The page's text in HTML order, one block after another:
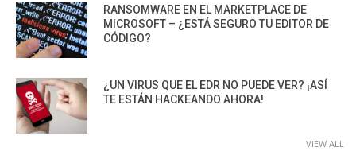
RANSOMWARE EN EL MARKETPLACE DE
MICROSOFT – ¿ESTÁ SEGURO TU EDITOR DE
CÓDIGO?
¿UN VIRUS QUE EL EDR NO PUEDE VER? ¡ASÍ
TE ESTÁN HACKEANDO AHORA!
VIEW ALL